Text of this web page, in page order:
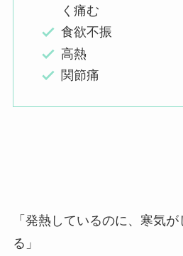
く痛む
食欲不振
高熱
関節痛
「発熱しているのに、寒気
る」